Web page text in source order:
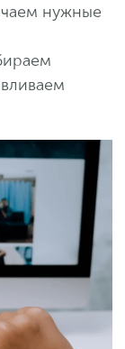
нужные